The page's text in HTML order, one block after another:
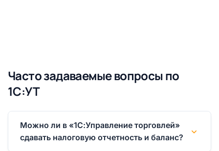
Часто задаваемые вопросы по
1С:УТ
Можно ли в «1С:Управление торговлей»
сдавать налоговую отчетность и баланс?